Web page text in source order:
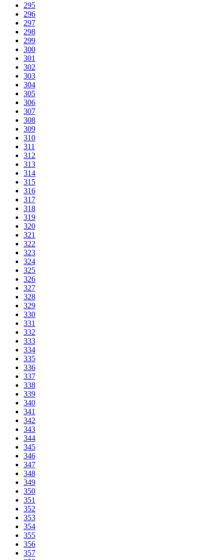
295
296
297
298
299
300
301
302
303
304
305
306
307
308
309
310
311
312
313
314
315
316
317
318
319
320
321
322
323
324
325
326
327
328
329
330
331
332
333
334
335
336
337
338
339
340
341
342
343
344
345
346
347
348
349
350
351
352
353
354
355
356
357